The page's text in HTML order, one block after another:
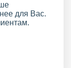
для Вас.